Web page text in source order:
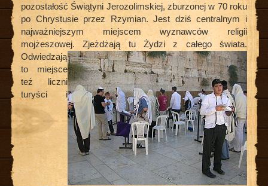
pozostałość Świątyni Jerozolimskiej, zburzonej w 70 roku
po Chrystusie przez Rzymian. Jest dziś centralnym i
najważniejszym miejscem wyznawców religii
mojżeszowej.Zjeżdżają tu Żydzi z całego świata.
Odwiedzają
to miejsce
też liczni
turyści i